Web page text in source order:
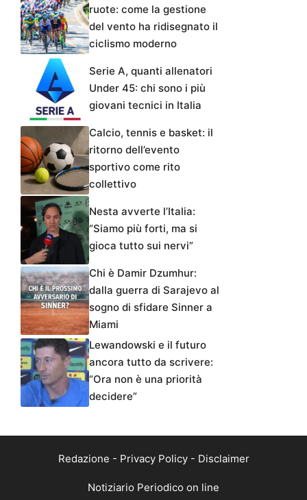
ruote: come la gestione
del vento ha ridisegnato il
ciclismo moderno
Serie A, quanti allenatori
Under 45: chi sono i più
giovani tecnici in Italia
Calcio, tennis e basket: il
ritorno dell’evento
sportivo come rito
collettivo
Nesta avverte l’Italia:
“Siamo più forti, ma si
gioca tutto sui nervi”
Chi è Damir Dzumhur:
dalla guerra di Sarajevo al
sogno di sfidare Sinner a
Miami
Lewandowski e il futuro
ancora tutto da scrivere:
“Ora non è una priorità
decidere”
Redazione - Privacy Policy- Disclaimer
Notiziario Periodico on line